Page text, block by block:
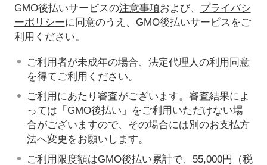
GMO後払いサービスの注意事項および、 プライバシ
ーポリシーに同意のうえ、GMO後払いサービスをご
利用ください。
ご利用者が未成年の場合、法定代理人の利用同意
を得てご利用ください。
ご利用にあたり審査がございます。審査結果によ
っては「GMO後払い」をご利用いただけない場
合がございますので、その場合には別のお支払方
法へ変更をお願いします。
ご利用限度額はGMO後払い累計で、55,000円（税